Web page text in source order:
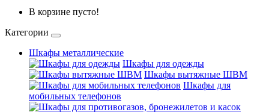
В корзине пусто!
Категории
Шкафы металлические
Шкафы для одежды
Шкафы вытяжные ШВМ
Шкафы для
мобильных телефонов